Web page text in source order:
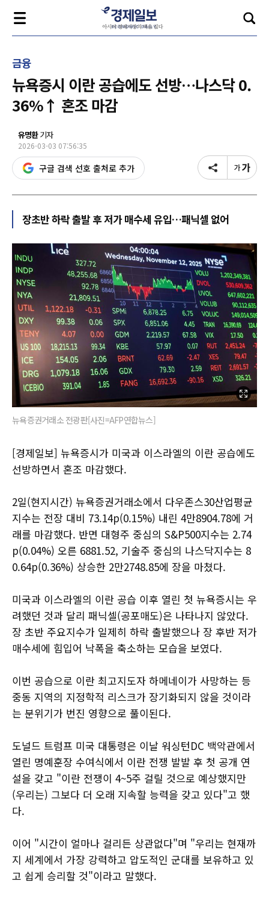
금융
뉴욕증시 이란 공습에도 선방…나스닥 0.
36%↑ 혼조 마감
유명환기자
2026-03-03 07:56:35
구글 검색 선호 출처로 추가
장초반 하락 출발 후 저가 매수세 유입…패닉셀 없어
뉴욕증권거래소 전광판[사진=AFP연합뉴스]
[경제일보] 뉴욕증시가 미국과 이스라엘의 이란 공습에도
선방하면서 혼조 마감했다.
2일(현지시간) 뉴욕증권거래소에서 다우존스30산업평균
지수는 전장 대비 73.14p(0.15%) 내린 4만8904.78에 거
래를 마감했다. 반면 대형주 중심의 S&P500지수는 2.74
p(0.04%) 오른 6881.52, 기술주 중심의 나스닥지수는 8
0.64p(0.36%) 상승한 2만2748.85에 장을 마쳤다.
미국과 이스라엘의 이란 공습 이후 열린 첫 뉴욕증시는 우
려했던 것과 달리 패닉셀(공포매도)은 나타나지 않았다.
장 초반 주요지수가 일제히 하락 출발했으나 장 후반 저가
매수세에 힘입어 낙폭을 축소하는 모습을 보였다.
이번 공습으로 이란 최고지도자 하메네이가 사망하는 등
중동 지역의 지정학적 리스크가 장기화되지 않을 것이라
는 분위기가 번진 영향으로 풀이된다.
도널드 트럼프 미국 대통령은 이날 워싱턴DC 백악관에서
열린 명예훈장 수여식에서 이란 전쟁 발발 후 첫 공개 연
설을 갖고 "이란 전쟁이 4~5주 걸릴 것으로 예상했지만
(우리는) 그보다 더 오래 지속할 능력을 갖고 있다"고 했
다.
이어 "시간이 얼마나 걸리든 상관없다"며 "우리는 현재까
지 세계에서 가장 강력하고 압도적인 군대를 보유하고 있
고 쉽게 승리할 것"이라고 말했다.